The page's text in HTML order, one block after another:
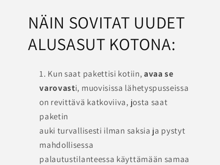
NÄIN SOVITAT UUDET
ALUSASUT KOTONA:
Kun saat pakettisi kotiin,avaa se
varovasti, muovisissa lähetyspusseissa
on revittävä katkoviiva, josta saat
paketin
auki turvallisesti ilman saksia ja pystyt
mahdollisessa
palautustilanteessa käyttämään samaa